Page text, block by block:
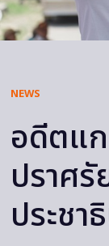
NEWS
อดีตแ
ปราศรั
ประชา